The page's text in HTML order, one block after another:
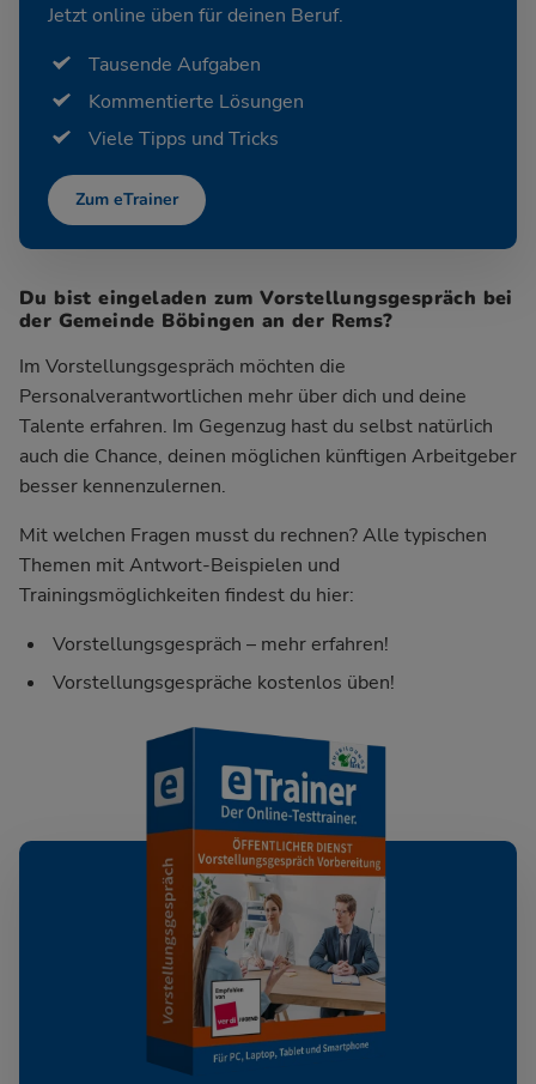
Jetzt online üben für deinen Beruf.
Tausende Aufgaben
Kommentierte Lösungen
Viele Tipps und Tricks
Zum eTrainer
Du bist eingeladen zum Vorstellungsgespräch bei
der Gemeinde Böbingen an der Rems?
Im Vorstellungsgespräch möchten die
Personalverantwortlichen mehr über dich und deine
Talente erfahren. Im Gegenzug hast du selbst natürlich
auch die Chance, deinen möglichen künftigen Arbeitgeber
besser kennenzulernen.
Mit welchen Fragen musst du rechnen? Alle typischen
Themen mit Antwort-Beispielen und
Trainingsmöglichkeiten findest du hier:
Vorstellungsgespräch – mehr erfahren!
Vorstellungsgespräche kostenlos üben!